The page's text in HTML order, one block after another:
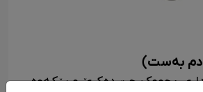
بەست)
بچووک چێ دەکرێ و پێکەوە